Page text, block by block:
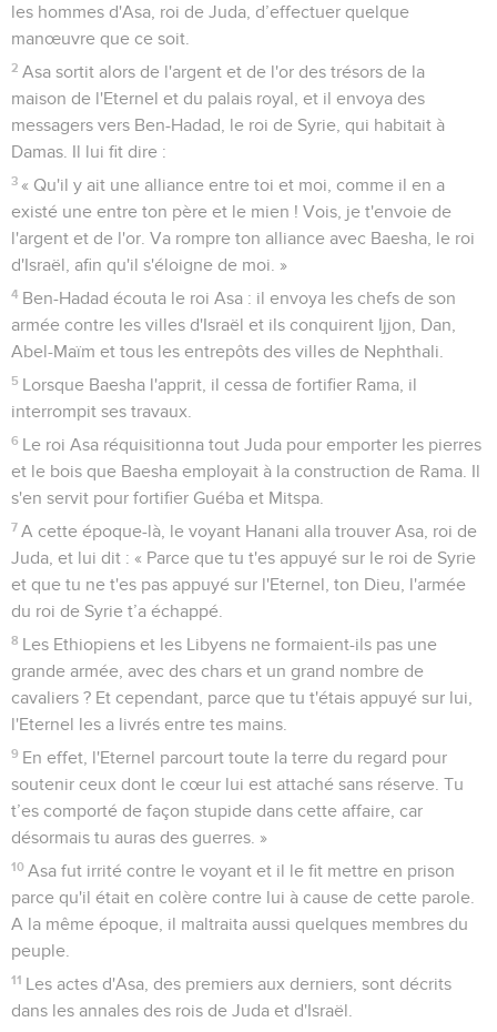
les hommes d'Asa, roi de Juda, d’effectuer quelque
manœuvre que ce soit.
2 Asa sortit alors de l'argent et de l'or des trésors de la
maison de l'Eternel et du palais royal, et il envoya des
messagers vers Ben-Hadad, le roi de Syrie, qui habitait à
Damas. Il lui fit dire :
3 « Qu'il y ait une alliance entre toi et moi, comme il en a
existé une entre ton père et le mien ! Vois, je t'envoie de
l'argent et de l'or. Va rompre ton alliance avec Baesha, le roi
d'Israël, afin qu'il s'éloigne de moi. »
4 Ben-Hadad écouta le roi Asa : il envoya les chefs de son
armée contre les villes d'Israël et ils conquirent Ijjon, Dan,
Abel-Maïm et tous les entrepôts des villes de Nephthali.
5
Lorsque Baesha l'apprit, il cessa de fortifier Rama, il
interrompit ses travaux.
6
Le roi Asa réquisitionna tout Juda pour emporter les pierres
et le bois que Baesha employait à la construction de Rama. Il
s'en servit pour fortifier Guéba et Mitspa.
7 A cette époque-là, le voyant Hanani alla trouver Asa, roi de
Juda, et lui dit : « Parce que tu t'es appuyé sur le roi de Syrie
et que tu ne t'es pas appuyé sur l'Eternel, ton Dieu, l'armée
du roi de Syrie t’a échappé.
8
Les Ethiopiens et les Libyens ne formaient-ils pas une
grande armée, avec des chars et un grand nombre de
cavaliers ? Et cependant, parce que tu t'étais appuyé sur lui,
l'Eternel les a livrés entre tes mains.
9 En effet, l'Eternel parcourt toute la terre du regard pour
soutenir ceux dont le cœur lui est attaché sans réserve. Tu
t’es comporté de façon stupide dans cette affaire, car
désormais tu auras des guerres. »
10 Asa fut irrité contre le voyant et il le fit mettre en prison
parce qu'il était en colère contre lui à cause de cette parole.
A la même époque, il maltraita aussi quelques membres du
peuple.
11
Les actes d'Asa, des premiers aux derniers, sont décrits
dans les annales des rois de Juda et d'Israël.